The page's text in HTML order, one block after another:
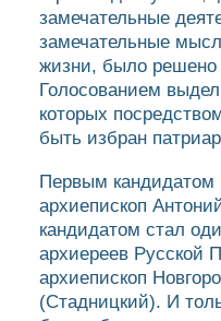
замечательные
замечательные
жизни, было решено
Голосованием
которых
быть избран
Первым кандидатом
архиепископ
кандидатом стал
архиереев Русской
архиепископ
(Стадницкий). И